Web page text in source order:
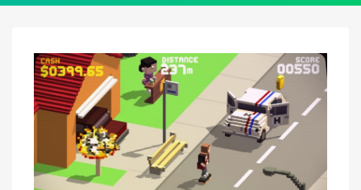
Game
Retro-
Umgebungen
der
80er